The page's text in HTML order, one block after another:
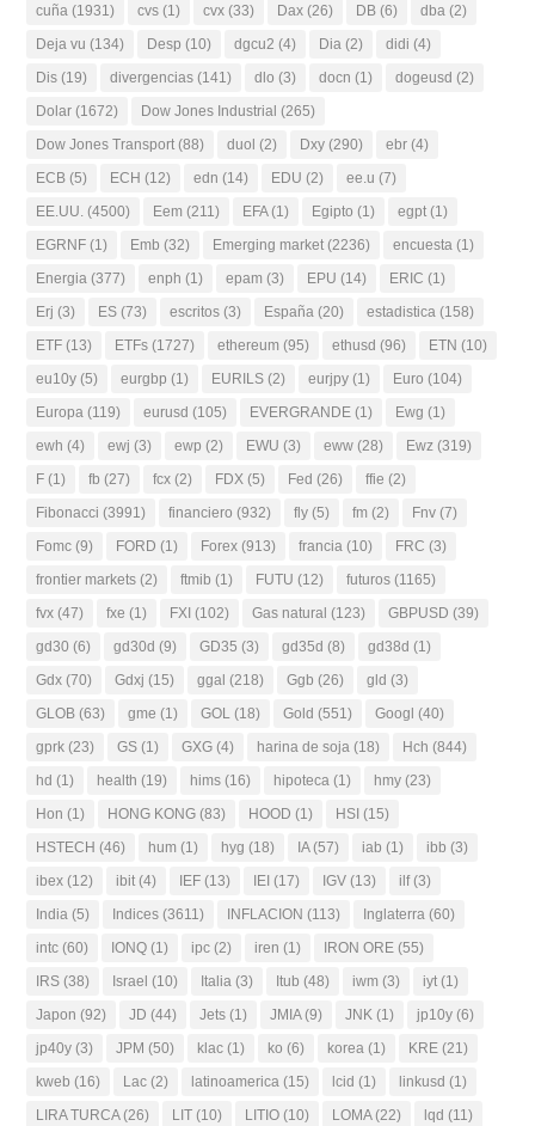
cuña (1931) cvs (1) cvx (33) Dax (26) DB (6) dba (2)
Deja vu (134) Desp (10) dgcu2 (4) Dia (2) didi (4)
Dis (19) divergencias (141) dlo (3) docn (1) dogeusd (2)
Dolar (1672) Dow Jones Industrial (265)
Dow Jones Transport (88) duol (2) Dxy (290) ebr (4)
ECB (5) ECH (12) edn (14) EDU (2) ee.u (7)
EE.UU. (4500) Eem (211) EFA(1) Egipto (1) egpt (1)
EGRNF (1) Emb (32) Emerging market (2236) encuesta (1)
Energia (377) enph (1) epam (3) EPU (14) ERIC (1)
Erj (3) ES (73) escritos (3) España (20) estadistica (158)
ETF (13) ETFs (1727) ethereum (95) ethusd (96) ETN (10)
eu10y (5) eurgbp (1) EURILS (2) eurjpy (1) Euro (104)
Europa (119) eurusd (105) EVERGRANDE (1) Ewg (1)
ewh (4) ewj (3) ewp (2) EWU (3) eww (28) Ewz (319)
F (1) fb (27) fcx (2) FDX (5) Fed (26) ffie (2)
Fibonacci (3991) financiero (932) fly (5) fm (2) Fnv (7)
Fomc (9) FORD (1) Forex (913) francia (10) FRC (3)
frontier markets (2) ftmib (1) FUTU (12) futuros (1165)
fvx (47) fxe (1) FXI (102) Gas natural (123) GBPUSD (39)
gd30 (6) gd30d (9) GD35 (3) gd35d (8) gd38d (1)
Gdx (70) Gdxj (15) ggal (218) Ggb (26) gld (3)
GLOB (63) gme (1) GOL (18) Gold (551) Googl (40)
gprk (23) GS (1) GXG (4) harina de soja (18) Hch (844)
hd (1) health (19) hims (16) hipoteca (1) hmy (23)
Hon (1) HONG KONG (83) HOOD (1) HSI (15)
HSTECH (46) hum (1) hyg (18) IA(57) iab (1) ibb (3)
ibex (12) ibit (4) IEF (13) IEI (17) IGV (13) ilf(3)
India (5) Indices (3611) INFLACION (113) Inglaterra (60)
intc (60) IONQ (1) ipc (2) iren (1) IRON ORE (55)
IRS (38) Israel (10) Italia (3) Itub (48) iwm (3) iyt (1)
Japon (92) JD (44) Jets (1) JMIA(9) JNK (1) jp10y (6)
jp40y (3) JPM (50) klac (1) ko (6) korea (1) KRE (21)
kweb (16) Lac (2) latinoamerica (15) lcid (1) linkusd (1)
LIRA TURCA(26) LIT (10) LITIO (10) LOMA(22) lqd (11)